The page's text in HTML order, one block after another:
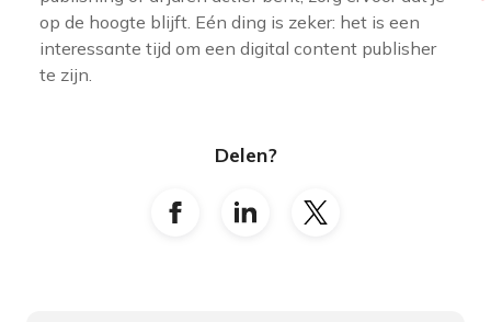
op de hoogte blijft. Eén ding is zeker: het is een
interessante tijd om een digital content publisher
te zijn.
Delen?